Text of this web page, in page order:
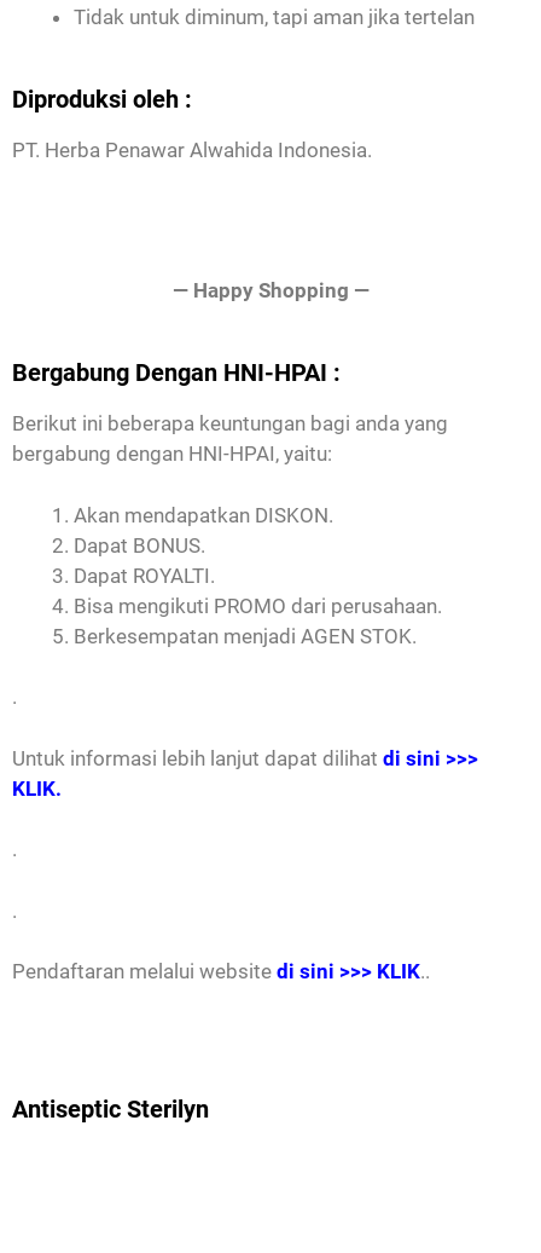
Tidak untuk diminum, tapi aman jika tertelan
Diproduksi oleh :
PT. Herba Penawar Alwahida Indonesia.
— Happy Shopping —
Bergabung Dengan HNI-HPAI :
Berikut ini beberapa keuntungan bagi anda yang
bergabung dengan HNI-HPAI, yaitu:
Akan mendapatkan DISKON.
Dapat BONUS.
Dapat ROYALTI.
Bisa mengikuti PROMO dari perusahaan.
Berkesempatan menjadi AGEN STOK.
.
Untuk informasi lebih lanjut dapat dilihat di sini >>>
KLIK.
.
.
Pendaftaran melalui website di sini >>> KLIK..
Antiseptic Sterilyn